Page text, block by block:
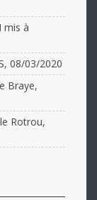
mis à
08/03/2020
Braye,
Rotrou,